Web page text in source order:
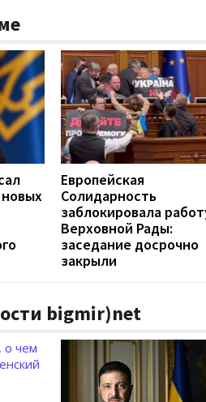
Европейская
Солидарность
заблокировала
Верховной Рады:
заседание досрочно
закрыли
bigmir)net